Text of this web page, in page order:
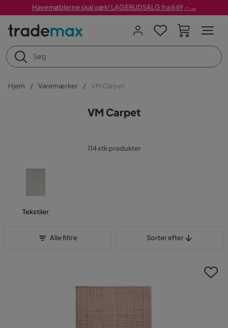
Havemøblerne skal væk! LAGERUDSALG fra 649,- →
Hjem Varemærker VM Carpet
VM Carpet
114 stk produkter
Tekstiler
Alle filtre Sorter efter